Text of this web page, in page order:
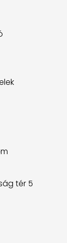
tér 5